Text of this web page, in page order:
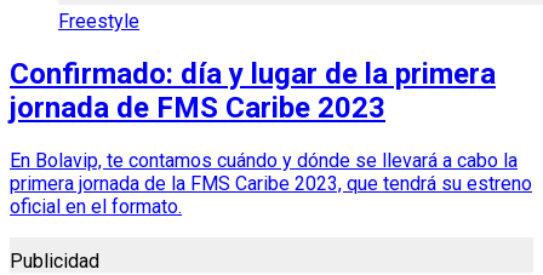
Freestyle
Confirmado: día y lugar de la primera
jornada de FMS Caribe 2023
En Bolavip, te contamos cuándo y dónde se llevará a cabo la
primera jornada de la FMS Caribe 2023, que tendrá su estreno
oficial en el formato.
Publicidad